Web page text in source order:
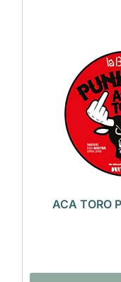
ACA TORO